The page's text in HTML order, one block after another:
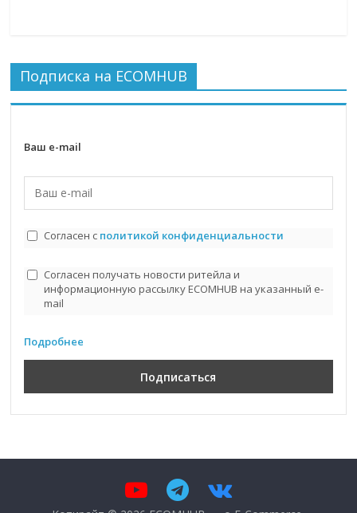
Подписка на ECOMHUB
Ваш e-mail
Согласен с политикой конфиденциальности
Согласен получать новости ритейла и
информационную рассылку ECOMHUB на указанный e-
mail
Подробнее